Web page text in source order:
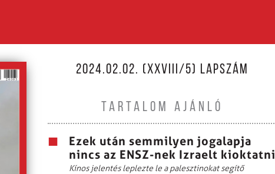
2024.02.02. (XXVIII/5) LAPSZÁM
TARTALOM AJÁNLÓ
Ezek után semmilyen jogalapja
nincs az ENSZ-nek Izraelt kioktatni
Kínos jelentés leplezte le a palesztinokat segítő